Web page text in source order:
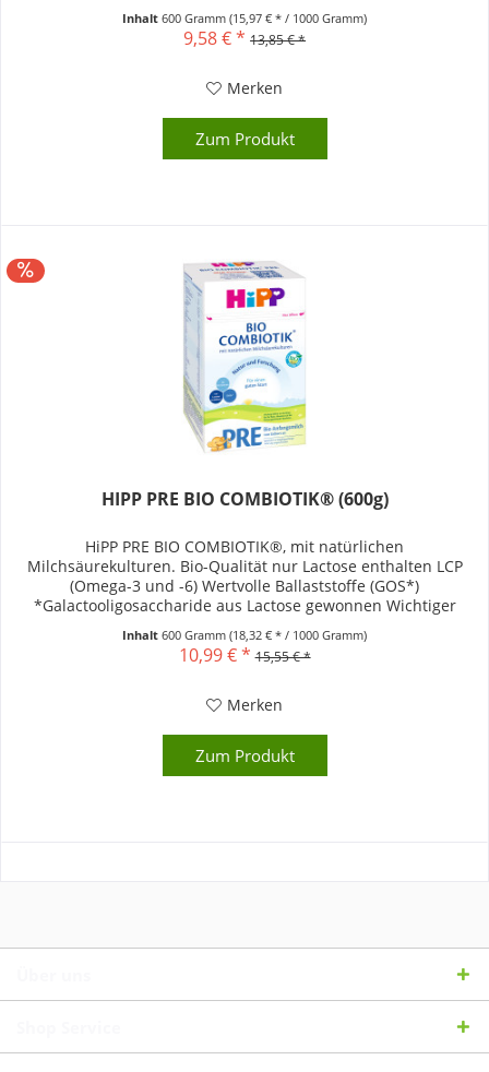
Inhalt600 Gramm(15,97 € * / 1000 Gramm)
9,58 € * 13,85 € *
Merken
Zum Produkt
HIPP PRE BIO COMBIOTIK® (600g)
HiPP PRE BIO COMBIOTIK®, mit natürlichen
Milchsäurekulturen. Bio-Qualität nur Lactose enthalten LCP
(Omega-3 und -6) Wertvolle Ballaststoffe (GOS*)
*Galactooligosaccharide aus Lactose gewonnen Wichtiger
Inhalt600 Gramm(18,32 € * / 1000 Gramm)
10,99 € * 15,55 € *
Merken
Zum Produkt